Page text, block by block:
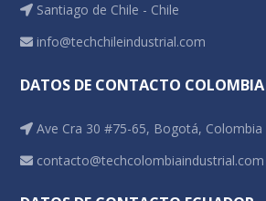
Santiago de Chile - Chile
info@techchileindustrial.com
DATOS DE CONTACTO COLOMBIA
Ave Cra 30 #75-65, Bogotá, Colombia
contacto@techcolombiaindustrial.com